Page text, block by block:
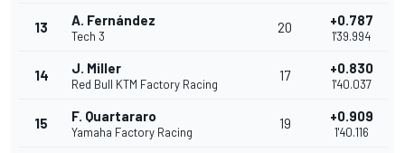
13 A. Fernández
Tech 3
20 +0.787
1'39.994
14 J. Miller
Red Bull KTM Factory Racing
17 +0.830
1'40.037
15 F. Quartararo
Yamaha Factory Racing
19 +0.909
1'40.116